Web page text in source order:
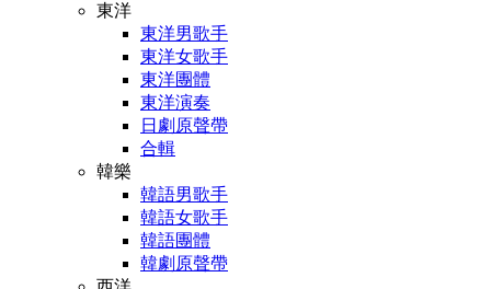
東洋
東洋男歌手
東洋女歌手
東洋團體
東洋演奏
日劇原聲帶
合輯
韓樂
韓語男歌手
韓語女歌手
韓語團體
韓劇原聲帶